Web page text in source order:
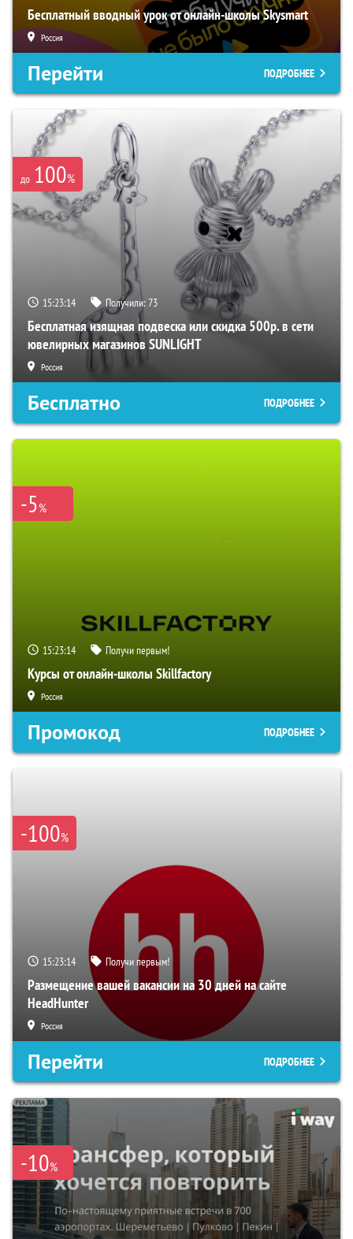
Бесплатный вводный урок от онлайн-школы Skysmart
Россия
Перейти ПОДРОБНЕЕ
до 100%
15:23:13 Получили:73
Бесплатная изящная подвеска или скидка 500р. в сети
ювелирных магазинов SUNLIGHT
Россия
Бесплатно ПОДРОБНЕЕ
-5%
15:23:13 Получи первым!
Курсы от онлайн-школы Skillfactory
Россия
Промокод ПОДРОБНЕЕ
-100%
15:23:13 Получи первым!
Размещение вашей вакансии на 30 дней на сайте
HeadHunter
Россия
Перейти ПОДРОБНЕЕ
-10%